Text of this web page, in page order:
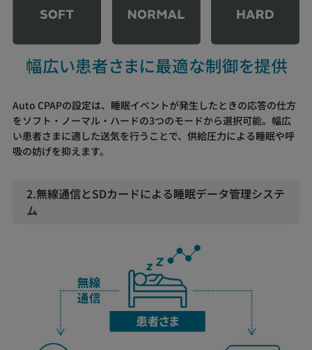
Auto CPAPの設定は、睡眠イベントが発生したときの応答の仕方
をソフト・ノーマル・ハードの3つのモードから選択可能。幅広
い患者さまに適した送気を行うことで、供給圧力による睡眠や呼
吸の妨げを抑えます。
2.無線通信とSDカードによる睡眠データ管理システ
ム